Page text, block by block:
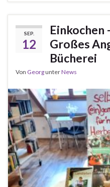
SEP.
12
Einkochen
Großes
Bücherei
Von GeorgunterNews